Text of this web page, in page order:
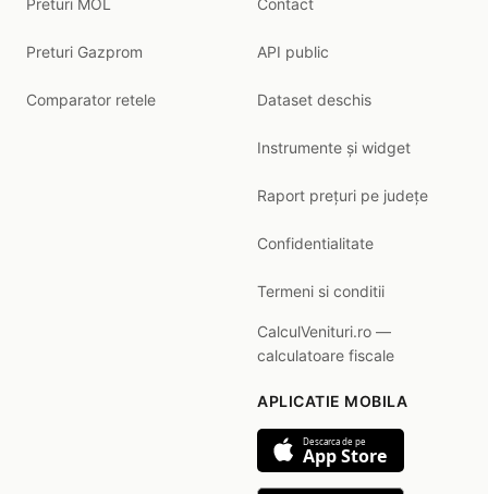
Preturi MOL
Preturi Gazprom
Comparator retele
Contact
API public
Dataset deschis
Instrumente și widget
Raport prețuri pe județe
Confidentialitate
Termeni si conditii
CalculVenituri.ro —
calculatoare fiscale
APLICATIE MOBILA
Descarca de pe
App Store